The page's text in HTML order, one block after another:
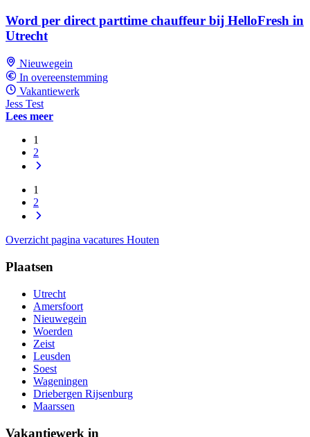
Word per direct parttime chauffeur bij HelloFresh in
Utrecht
Nieuwegein
In overeenstemming
Vakantiewerk
Jess Test
Lees meer
1
2
1
2
Overzicht pagina vacatures Houten
Plaatsen
Utrecht
Amersfoort
Nieuwegein
Woerden
Zeist
Leusden
Soest
Wageningen
Driebergen Rijsenburg
Maarssen
Vakantiewerk in